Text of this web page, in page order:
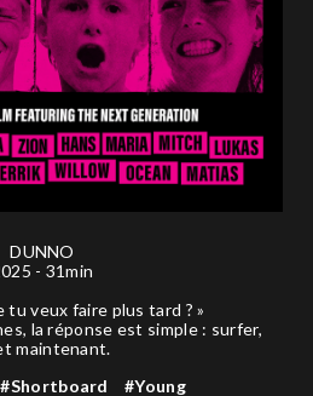
DUNNO
- 31min
tu veux faire plus tard ? »
la réponse est simple : surfer,
maintenant.
#Shortboard #Young